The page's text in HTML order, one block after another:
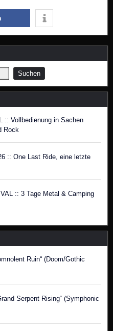
:: Vollbedienung in Sachen
Rock
:: One Last Ride, eine letzte
:: 3 Tage Metal & Camping
Ruin“ (Doom/Gothic
Serpent Rising“ (Symphonic